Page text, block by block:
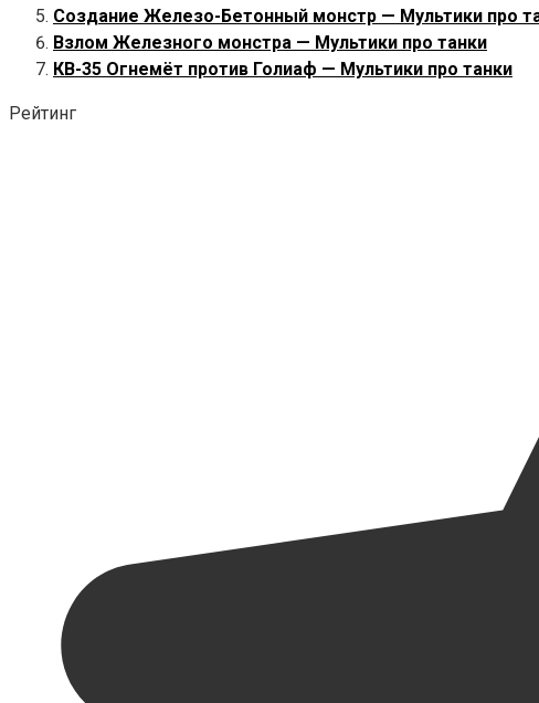
Создание Железо-Бетонный монстр — Мультики про
Взлом Железного монстра — Мультики про танки
КВ-35 Огнемёт против Голиаф — Мультики про танки
Рейтинг